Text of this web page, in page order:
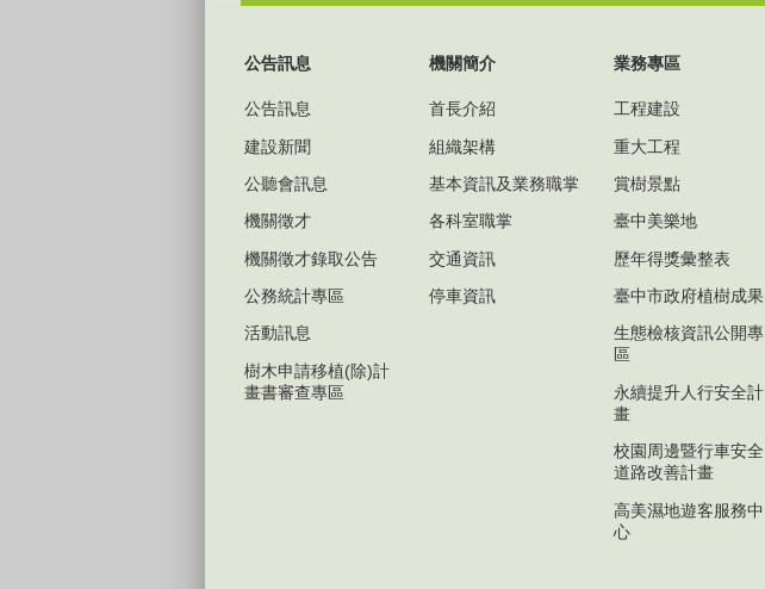
公告訊息
公告訊息
建設新聞
公聽會訊息
機關徵才
機關徵才錄取公告
公務統計專區
活動訊息
樹木申請移植(除)計
畫書審查專區
機關簡介
首長介紹
組織架構
基本資訊及業務職掌
各科室職掌
交通資訊
停車資訊
業務專區
工程建設
重大工程
賞樹景點
臺中美樂地
歷年得獎彙整表
臺中市政府植樹成果
生態檢核資訊公開專
區
永續提升人行安全計
畫
校園周邊暨行車安全
道路改善計畫
高美濕地遊客服務中
心